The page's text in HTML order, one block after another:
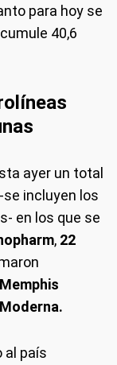
para hoy se
40,6
ayer un total
-se incluyen los
en los que se
, 22
al país